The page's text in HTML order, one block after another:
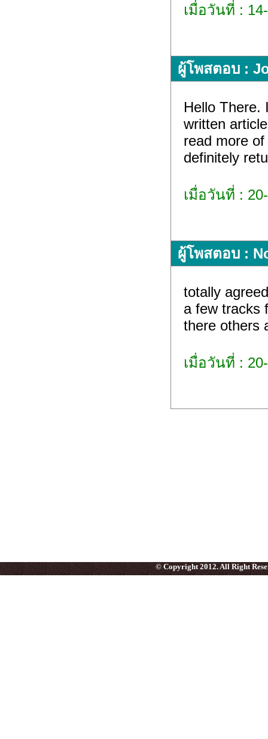
เมื่อวันที่ :
ผู้โพสตอบ :
Hello There.
written
read more
definitely
เมื่อวันที่ :
ผู้โพสตอบ :
totally
a few tracks
there others
เมื่อวันที่ :
© Copyright 2012. All Right